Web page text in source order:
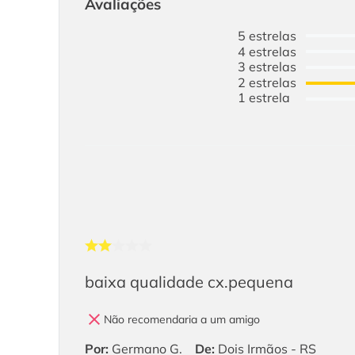
Avaliações
5 estrelas
4 estrelas
3 estrelas
2 estrelas
1 estrela
baixa qualidade cx.pequena
Não recomendaria a um amigo
Por: Germano G. De: Dois Irmãos - RS